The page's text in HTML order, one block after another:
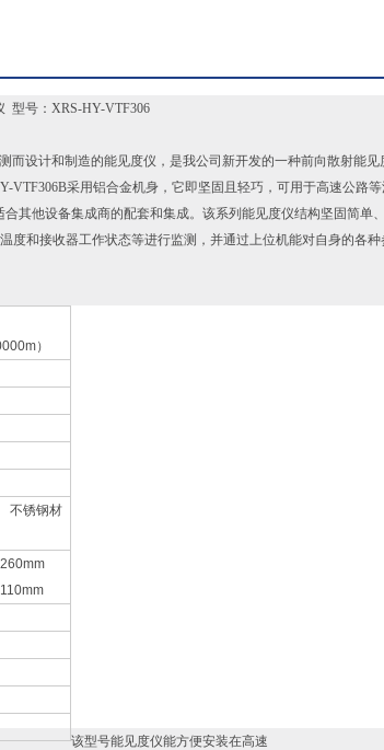
型号：XRS-HY-VTF306
而设计和制造的能见度仪，是我公司新开发的一种前向散射能
VTF306B采用铝合金机身，它即坚固且轻巧，可用于高速公路
其他设备集成商的配套和集成。该系列能见度仪结构坚固简单
度和接收器工作状态等进行监测，并通过上位机能对自身的各种
）
不锈钢材
该型号能见度仪能方便安装在高速